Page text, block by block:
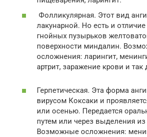
Фолликулярная. Этот вид
лакунарной. Но есть и
гнойных пузырьков
поверхности миндалин.
осложнения: ларингит,
артрит, заражение крови и так
Герпетическая. Эта форма
вирусом Коксаки и
или осенью. Передается
путем или через выделения из
Возможные осложнения: